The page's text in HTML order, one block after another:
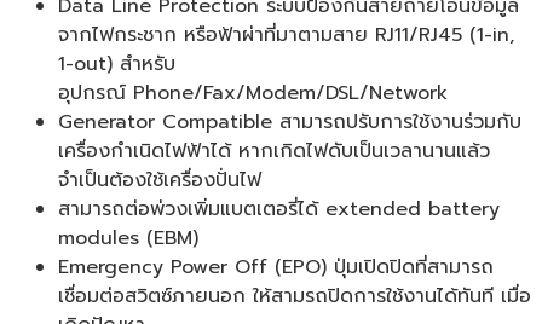
Data Line Protection ระบบป้องกันสายถ่ายโอนข้อมูล
จากไฟกระชาก หรือฟ้าผ่าที่มาตามสาย RJ11/RJ45 (1-in,
1-out) สำหรับ
อุปกรณ์ Phone/Fax/Modem/DSL/Network
Generator Compatible สามารถปรับการใช้งานร่วมกับ
เครื่องกำเนิดไฟฟ้าได้ หากเกิดไฟดับเป็นเวลานานแล้ว
จำเป็นต้องใช้เครื่องปั่นไฟ
สามารถต่อพ่วงเพิ่มแบตเตอรี่ได้ extended battery
modules (EBM)
Emergency Power Off (EPO) ปุ่มเปิดปิดที่สามารถ
เชื่อมต่อสวิตซ์ภายนอก ให้สามรถปิดการใช้งานได้ทันที เมื่อ